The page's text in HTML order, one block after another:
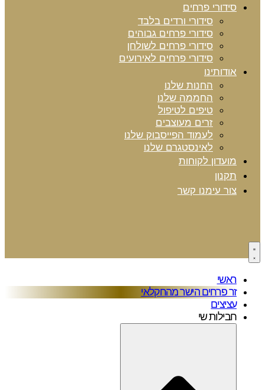
סידורי פרחים
סידורי ורדים בלבד
סידורי פרחים גבוהים
סידורי פרחים לשולחן
סידורי פרחים לאירועים
אודותינו
החנות שלנו
החממה שלנו
טיפים לטיפול
זרים מעוצבים
לעמוד הפייסבוק שלנו
לאינסטגרם שלנו
מועדון לקוחות
תקנון
צור עימנו קשר
ראשי
זר פרחים הישר מהחקלאי
עציצים
חבילות שי